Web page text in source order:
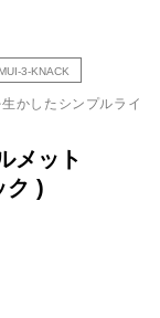
3-KNACK
かしたシンプルライ
メット
ク )